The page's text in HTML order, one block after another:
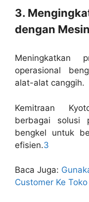
3.
dengan
Meningkatkan
operasional
alat-alat canggih.
Kemitraan
berbagai solusi
bengkel untuk
efisien.3
Baca Juga:
Customer Ke